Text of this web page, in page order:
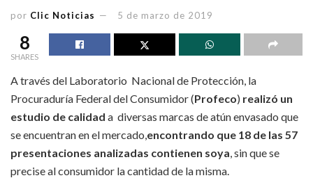
por Clic Noticias 5 de marzo de 2019
8
SHARES
A través del Laboratorio Nacional de Protección, la
Procuraduría Federal del Consumidor (Profeco) realizó un
estudio de calidad a diversas marcas de atún envasado que
se encuentran en el mercado, encontrando que 18 de las 57
presentaciones analizadas contienen soya , sin que se
precise al consumidor la cantidad de la misma.